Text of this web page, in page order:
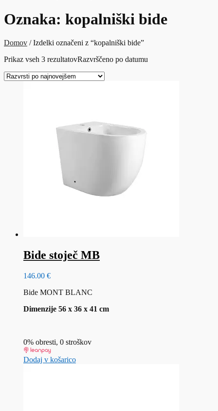
Oznaka: kopalniški bide
Domov / Izdelki označeni z “kopalniški bide”
Prikaz vseh 3 rezultatovRazvrščeno po datumu
Bide stoječ MB
146.00 €
Bide MONT BLANC
Dimenzije 56 x 36 x 41 cm
0% obresti, 0 stroškov
Dodaj v košarico